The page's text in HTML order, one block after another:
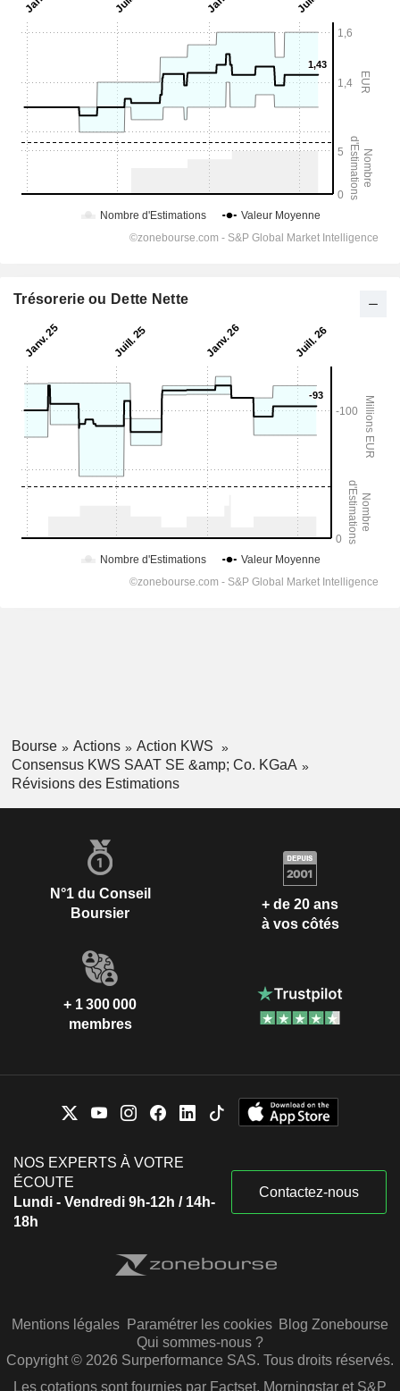
Trésorerie ou Dette Nette
Bourse Actions
Action KWS
Consensus KWS SAAT SE &amp; Co. KGaA
Révisions des Estimations
N°1 du Conseil
Boursier
+ de 20 ans
à vos côtés
+ 1 300 000
membres
NOS EXPERTS À VOTRE
ÉCOUTE
Lundi - Vendredi 9h-12h / 14h-
18h
Contactez-nous
Mentions légales Paramétrer les cookies Blog Zonebourse
Qui sommes-nous ?
Copyright © 2026 Surperformance SAS. Tous droits réservés.
Les cotations sont fournies par Factset, Morningstar et S&P